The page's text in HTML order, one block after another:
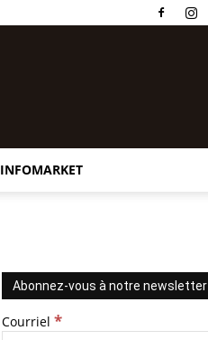
INFOMARKET
Abonnez-vous à notre newsletter
Courriel *